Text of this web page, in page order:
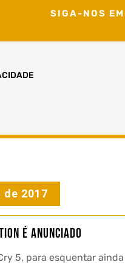
SIGA-NOS
de 2017
é anunciado
5, para esquentar